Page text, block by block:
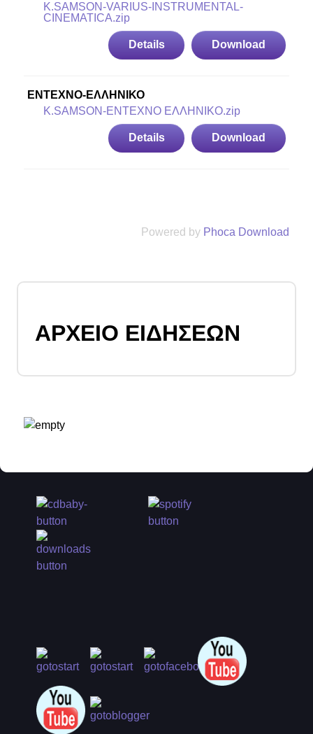
K.SAMSON-VARIUS-INSTRUMENTAL-
CINEMATICA.zip
Download
Details
ΕΝΤΕΧΝΟ-ΕΛΛΗΝΙΚΟ
K.SAMSON-ΕΝΤΕΧΝΟ ΕΛΛΗΝΙΚΟ.zip
Download
Details
Powered by Phoca Download
ΑΡΧΕΙΟ ΕΙΔΗΣΕΩΝ